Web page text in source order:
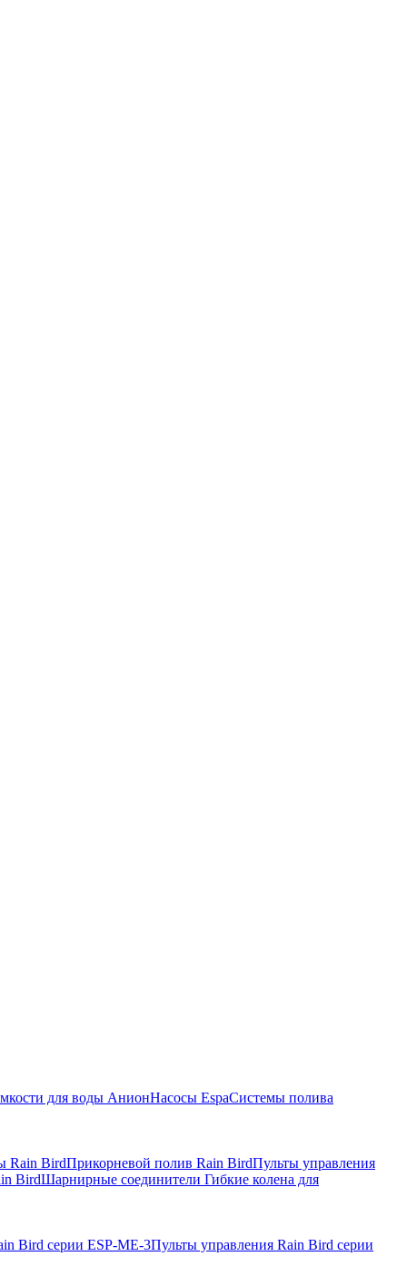
для воды АнионНасосы EspaСистемы полива
Rain BirdПрикорневой полив Rain BirdПульты управления
BirdШарнирные соединители Гибкие колена для
Bird серии ESP-ME-3Пульты управления Rain Bird серии